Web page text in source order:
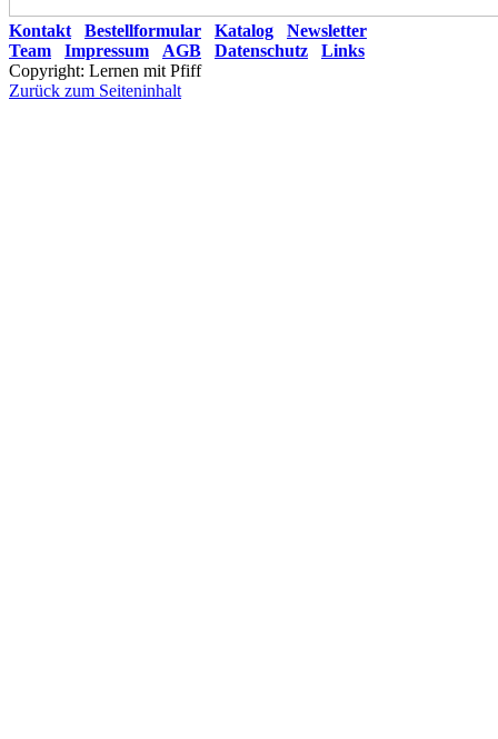
Kontakt Bestellformular Katalog
Newsletter
Team
Impressum AGB Datenschutz
Links
Copyright: Lernen mit Pfiff
Zurück zum Seiteninhalt